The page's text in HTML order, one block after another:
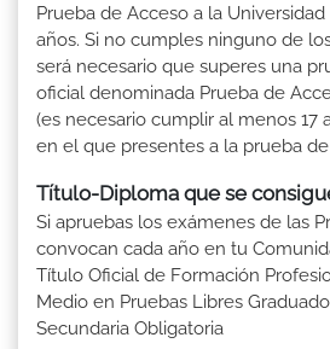
Prueba de Acceso a la
años. Si no cumples ninguno de
será necesario que superes una
oficial denominada Prueba de
(es necesario cumplir al menos 17
en el que presentes a la prueba de
Título-Diploma que se
Si apruebas los exámenes de las
convocan cada año en tu
Título Oficial de Formación
Medio en Pruebas Libres
Secundaria Obligatoria